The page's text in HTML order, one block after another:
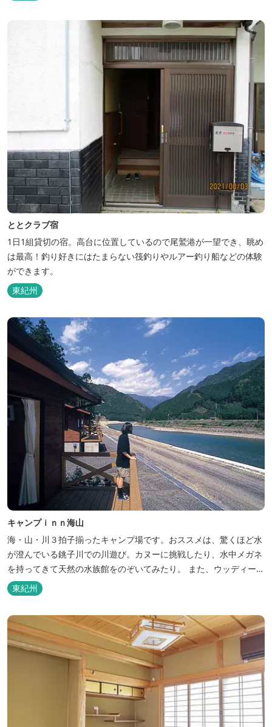
ととクラブ宿
1日1組貸切の宿。高台に位置しているので尾鷲港が一望でき、眺め
は最高！釣り好きにはたまらない筏釣りやルアー釣り船などの体験
ができます。
東紀州
キャンプｉｎｎ海山
海・山・川３拍子揃ったキャンプ場です。おススメは、驚くほど水
が澄んでいる銚子川での川遊び。カヌーに挑戦したり、水中メガネ
を持ってきて天然の水族館をのぞいてみたり。 また、ウッディーク
ラフト教室やストーンクラフト教室など各種イベントも盛りだくさ
ん。森林浴を楽しんだり、一日中遊び、ゆったりできます。 紀北町
ループで、海辺や川遊び...
東紀州